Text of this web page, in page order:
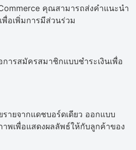
คุณสามารถส่งคำแนะนำ
อเพิ่มการมีส่วนร่วม
ารสมัครสมาชิกแบบชำระเงินเพื่อ
ายจากแดชบอร์ดเดียว ออกแบบ
พเพื่อแสดงผลลัพธ์ให้กับลูกค้าของ